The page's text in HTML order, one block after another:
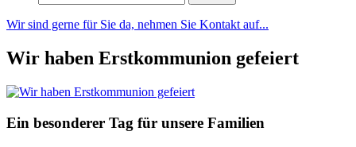
nach:
Wir sind gerne für Sie da, nehmen Sie Kontakt auf...
Wir haben Erstkommunion gefeiert
Ein besonderer Tag für unsere Familien